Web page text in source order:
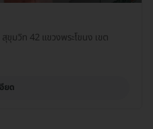
ขุมวิท 42 แขวงพระโขนง เขต
ยด